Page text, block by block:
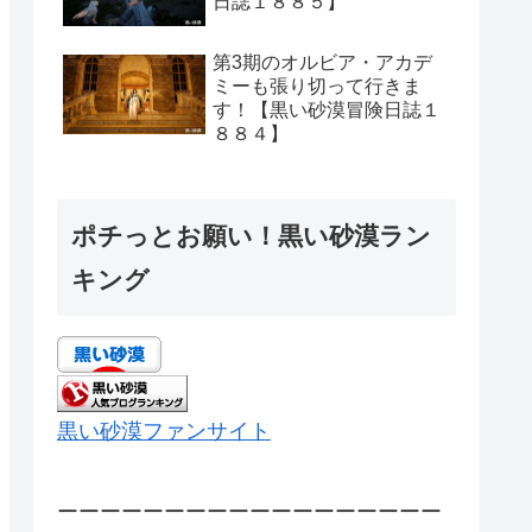
第3期のオルビア・アカデ
ミーも張り切って行きま
す！【黒い砂漠冒険日誌１
８８４】
ポチっとお願い！黒い砂漠ラン
キング
黒い砂漠ファンサイト
ーーーーーーーーーーーーーーーーーー